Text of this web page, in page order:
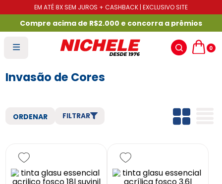
EM ATÉ 8X SEM JUROS + CASHBACK | EXCLUSIVO SITE
Compre acima de R$2.000 e concorra a prêmios
0
Invasão de Cores
FILTRAR